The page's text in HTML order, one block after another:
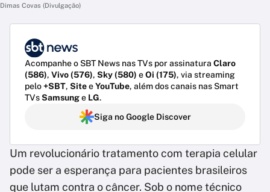
Dimas Covas (Divulgação)
Acompanhe o SBT News nas TVs por assinatura Claro
(586), Vivo (576), Sky (580) eOi (175), via streaming
pelo+SBT, SiteeYouTube, além dos canais nas Smart
TVsSamsunge LG.
Siga no Google Discover
Um revolucionário tratamento com terapia celular
pode ser a esperança para pacientes brasileiros
que lutam contra o câncer. Sob o nome técnico